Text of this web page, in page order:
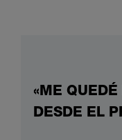
«ME
DESDE EL